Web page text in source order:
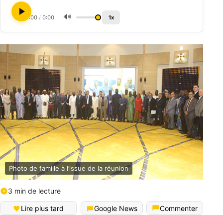
0:00 / 0:00 🔊 1x
Photo de famille à l’issue de la réunion
3 min de lecture
Lire plus tard Google News
Commenter